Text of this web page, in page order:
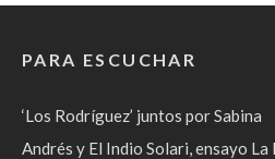
PARA ESCUCHAR
‘Los Rodríguez’ juntos por Sabina
Andrés y El Indio Solari, ensayo